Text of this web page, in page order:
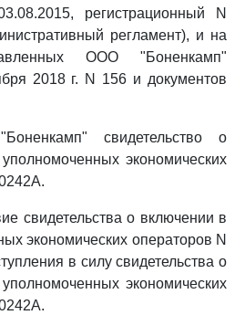
регистрационный N
регламент), и на
ООО "Боненкамп"
2018 г. N 156 и документов
свидетельство о
экономических
свидетельства о включении в
экономических операторов N
в силу свидетельства о
экономических